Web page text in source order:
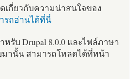
เกี่ยวกับความน่าสนใจของ
รถอ่านได้ที่นี่
รับ Drupal 8.0.0 และไฟล์ภาษา
านั้น สามารถโหลดได้ที่หน้า